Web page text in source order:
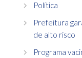
Política
Prefeitura
de alto risco
Programa